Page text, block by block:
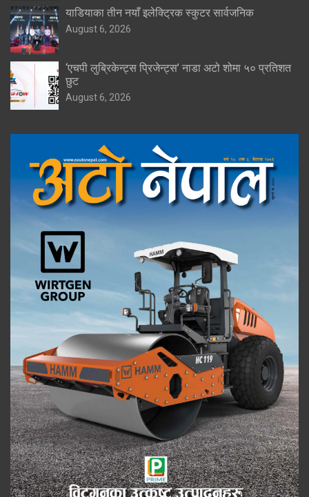
याडियाका तीन नयाँ इलेक्ट्रिक स्कुटर सार्वजनिक
August 6, 2026
‘एचपी लुब्रिकेन्ट्स प्रिजेन्ट्स’ नाडा अटो शोमा ५० प्रतिशत
छुट
August 6, 2026